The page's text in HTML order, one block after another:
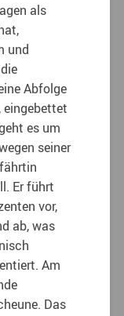
als
und
Abfolge
es um
seiner
Er führt
vor,
ab, was
Am
Das